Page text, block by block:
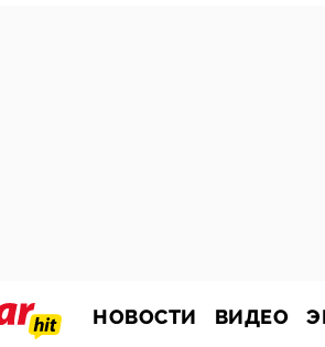
НОВОСТИ ВИДЕО